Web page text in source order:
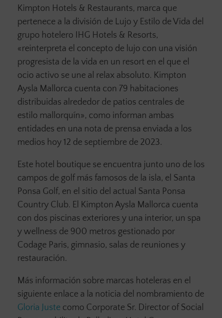
Kimpton Hotels & Restaurants, marca que
pertenece a la división de Lujo y Estilo de Vida del
grupo hotelero IHG Hotels & Resorts,
«reinterpreta el concepto de lujo con una visión
progresista de la vida en un resort en el que el
ocio activo se une al relax absoluto. Kimpton
Aysla Mallorca cuenta con 79 habitaciones
distribuidas alrededor de patios centrales de
estilo mallorquín», como informan ambas
entidades en una nota de prensa enviada a los
medios hoy 12 de septiembre de 2023.
Este hotel boutique se encuentra junto uno de los
campos de golf más famosos de la isla, el Santa
Ponsa Golf, en el sitio del actual Santa Ponsa
Country Club. El Kimpton Aysla Mallorca cuenta
con dos piscinas exteriores y una interior, un spa
y wellness de 900 metros gestionado por
Codage Paris, gimnasio, salas de reuniones y
restauración.
Más información sobre marcas hoteleras en el
siguiente enlace a la noticia del nombramiento de
Gloria Juste como Corporate Sr. Director of Social